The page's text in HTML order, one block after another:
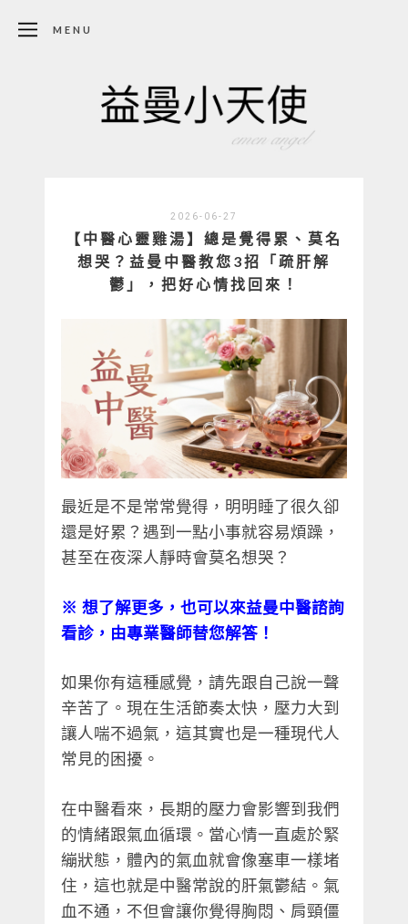
MENU
2026-06-27
【中醫心靈雞湯】總是覺得累、莫名
想哭？益曼中醫教您3招「疏肝解
鬱」，把好心情找回來！
最近是不是常常覺得，明明睡了很久卻
還是好累？遇到一點小事就容易煩躁，
甚至在夜深人靜時會莫名想哭？
※ 想了解更多，也可以來益曼中醫諮詢
看診，由專業醫師替您解答！
如果你有這種感覺，請先跟自己說一聲
辛苦了。現在生活節奏太快，壓力大到
讓人喘不過氣，這其實也是一種現代人
常見的困擾。
在中醫看來，長期的壓力會影響到我們
的情緒跟氣血循環。當心情一直處於緊
繃狀態，體內的氣血就會像塞車一樣堵
住，這也就是中醫常說的肝氣鬱結。氣
血不通，不但會讓你覺得胸悶、肩頸僵